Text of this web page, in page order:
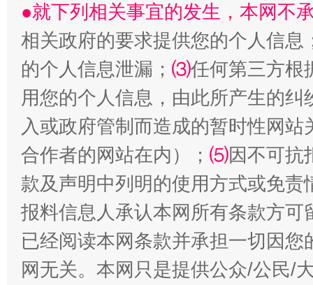
受贿1.44亿！段成刚被判无期 从幼
●就下列相关事宜的发生，本网不
相关政府的要求提供您的个人信息
的个人信息泄漏； ⑶任何第三方根
用您的个人信息，由此所产生的纠
入或政府管制而造成的暂时性网
合作者的网站在内）； ⑸因不可抗
款及声明中列明的使用方式或免责
报料信息人承认本网所有条款方
已经阅读本网条款并承担一切因
网无关。本网只是提供公众/公民/